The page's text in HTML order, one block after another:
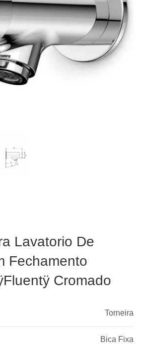
Lavatorio De
Fechamento
Cromado
Torneira
Bica Fixa